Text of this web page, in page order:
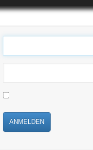
ANMELDEN